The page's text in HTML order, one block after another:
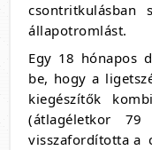
csontritkulásban
állapotromlást.
Egy 18 hónapos
be, hogy a
kiegészítők
(átlagéletkor
visszafordította a